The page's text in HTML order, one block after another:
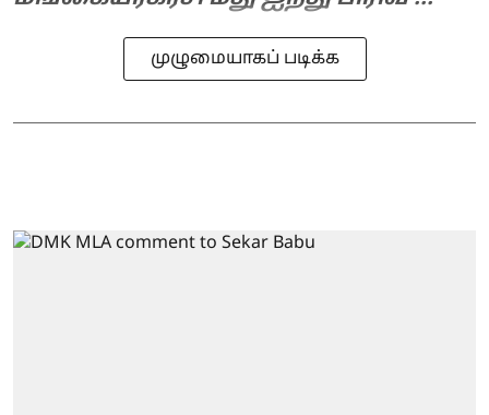
முழுமையாகப் படிக்க